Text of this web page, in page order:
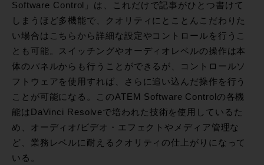
Software Control」は、これだけで記事がひとつ書けて
しまうほど多機能で、クオリティにとことんこだわりた
い場合はこちらから詳細な設定やコントロールを行うこ
とも可能。スイッチングやオーディオレベルの操作は本
体のパネルからも行うことができるが、コントロールソ
フトウェアを使用すれば、さらに追い込んだ操作を行う
ことが可能になる。このATEM Software Controlの各機
能はDaVinci Resolveで培われた技術を使用しているた
め、オーディオ/ビデオ・エフェクトやメディア管理な
ど、業務レベルに耐えるクオリティの仕上がりになって
いる。